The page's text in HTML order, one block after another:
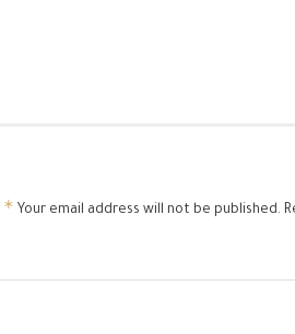
Your email address will not be published.
*